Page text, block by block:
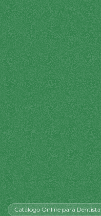
Catálogo Onlinepara Dentista